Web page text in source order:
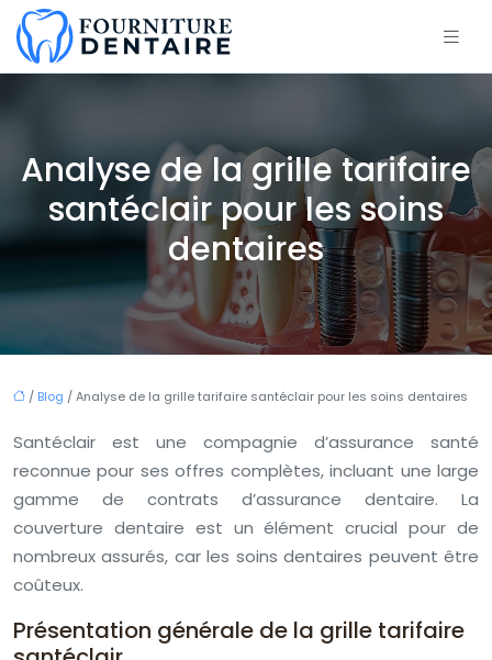
Analyse de la grille tarifaire
santéclair pour les soins
dentaires
/ Blog / Analyse de la grille tarifaire santéclair pour les soins dentaires
Santéclair est une compagnie d’assurance santé
reconnue pour ses offres complètes, incluant une large
gamme de contrats d’assurance dentaire. La
couverture dentaire est un élément crucial pour de
nombreux assurés, car les soins dentaires peuvent être
coûteux.
Présentation générale de la grille tarifaire